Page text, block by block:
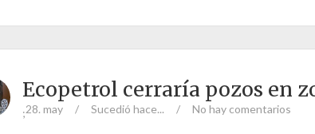
Ecopetrol cerraría pozos en
;28. may / Sucedió hace... / No hay comentarios